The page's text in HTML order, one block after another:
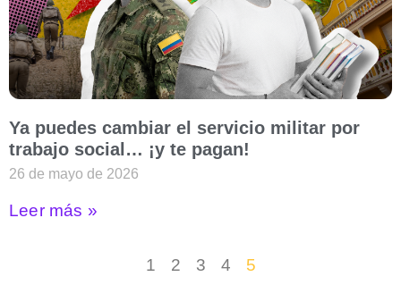
Ya puedes cambiar el servicio militar por
trabajo social… ¡y te pagan!
26 de mayo de 2026
Leer más »
1 2 3 4 5